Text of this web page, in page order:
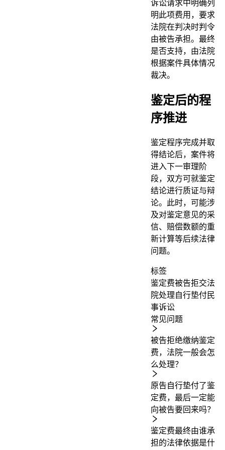
诉讼请求中明确列
明此项费用，要求
法院在判决时判令
由被告承担。最终
是否支持，由法院
根据案件具体情况
裁决。
鉴定后的程
序推进
鉴定程序完成并取
得结论后，案件将
进入下一审理阶
段，双方可就鉴定
结论进行质证与辩
论。此时，可能涉
及对鉴定意见的采
信、赔偿数额的重
新计算等后续法律
问题。
标签
鉴定费被告拒交法
院处理自行垫付民
事诉讼
常见问题
被告拒绝缴纳鉴定
费，法院一般会怎
么处理？
原告自行垫付了鉴
定费，最后一定能
向被告要回来吗？
鉴定费最终由谁承
担的法律依据是什